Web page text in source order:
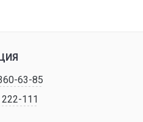
63-85
111